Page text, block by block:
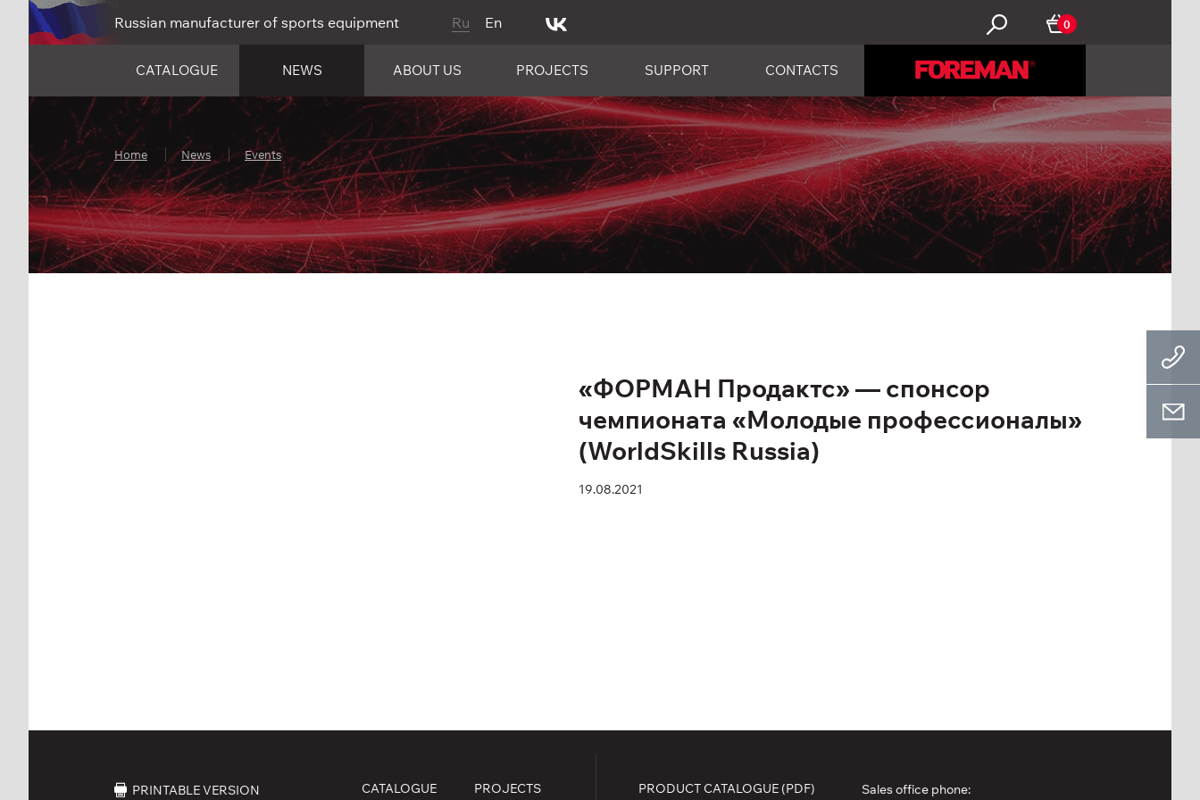
Russian manufacturer of sports equipment Ru En 0
CATALOGUE NEWS ABOUT US PROJECTS SUPPORT CONTACTS
Home News Events
«ФОРМАН Продактс» — спонсор
чемпионата «Молодые профессионалы»
(WorldSkills Russia)
19.08.2021
PRINTABLE VERSION CATALOGUE PROJECTS PRODUCT CATALOGUE (PDF) Sales office phone: